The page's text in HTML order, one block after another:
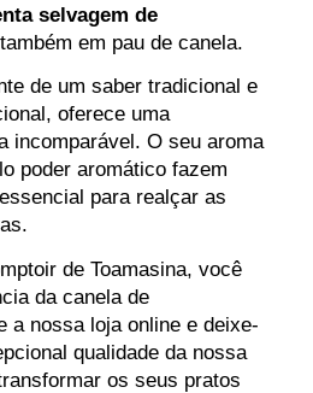
selvagem de
em pau de canela.
de um saber tradicional e
oferece uma
incomparável. O seu aroma
poder aromático fazem
para realçar as
de Toamasina, você
da canela de
a nossa loja online e deixe-
qualidade da nossa
os seus pratos